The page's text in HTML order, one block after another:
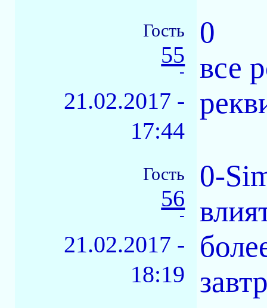
Гость
55
-
21.02.2017 -
17:44
0
все
Гость
56
-
21.02.2017 -
18:19
0-